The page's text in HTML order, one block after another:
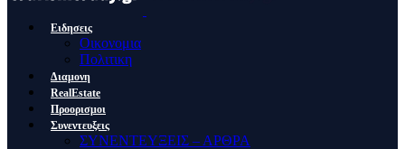
Ειδησεις
Οικονομια
Πολιτικη
Διαμονη
RealEstate
Προορισμοι
Συνεντευξεις
ΣΥΝΕΝΤΕΥΞΕΙΣ – ΑΡΘΡΑ